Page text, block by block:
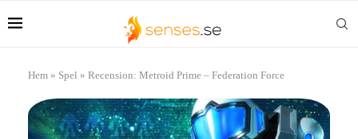
Hem » Spel » Recension: Metroid Prime – Federation Force